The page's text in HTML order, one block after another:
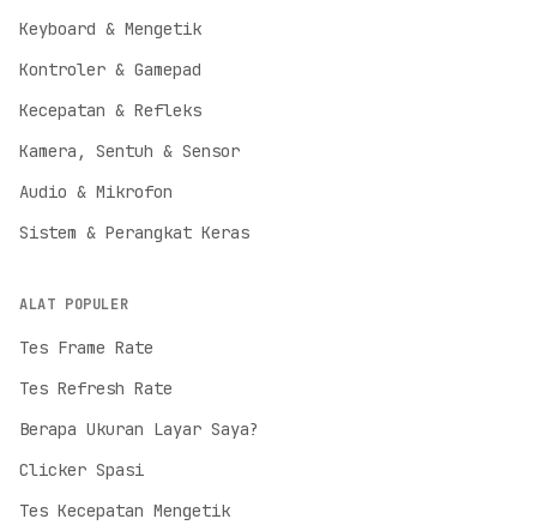
Keyboard & Mengetik
Kontroler & Gamepad
Kecepatan & Refleks
Kamera, Sentuh & Sensor
Audio & Mikrofon
Sistem & Perangkat Keras
ALAT POPULER
Tes Frame Rate
Tes Refresh Rate
Berapa Ukuran Layar Saya?
Clicker Spasi
Tes Kecepatan Mengetik
English
Deutsch
German